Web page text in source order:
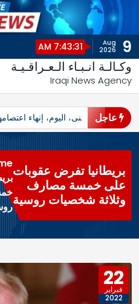
i
t
9
Aug
2026
7:43:31 AM
وكـالـة انـبـاء الـعـراقـيـة
Iraqi News Agency
عاجل
محافظ المثنى، اليوم، إنهاء
بريطانيا تفرض عقوبات
على خمسة مصارف
وثلاثة شخصيات روسية
22
فبراير
2022